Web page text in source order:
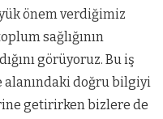
önem verdiğimiz
sağlığının
görüyoruz. Bu iş
alanındaki doğru bilgiyi
getirirken bizlere de